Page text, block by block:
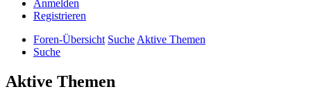
Anmelden
Registrieren
Foren-Übersicht SucheAktive Themen
Suche
Aktive Themen